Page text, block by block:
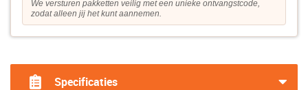
We versturen pakketten veilig met een unieke ontvangstcode,
zodat alleen jij het kunt aannemen.
Specificaties